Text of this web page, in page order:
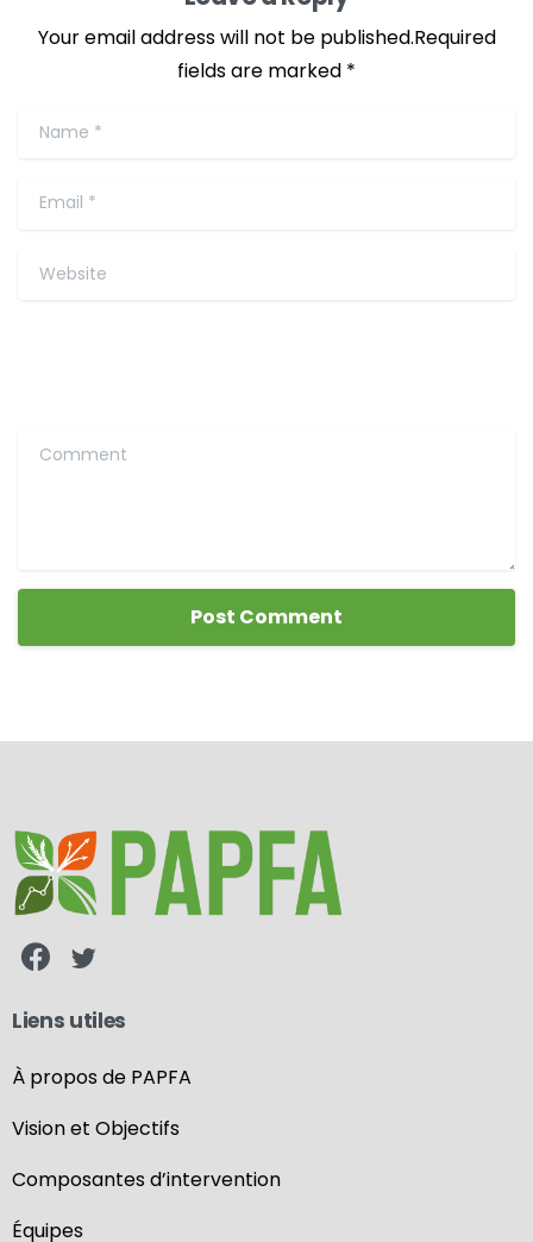
Your email address will not be published.Required
fields are marked *
Name*
Email*
Website
Comment
Liens utiles
À propos de PAPFA
Vision et Objectifs
Composantes d’intervention
Équipes